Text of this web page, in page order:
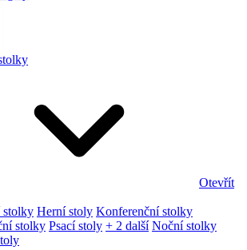
Otevřít
stolky Herní stoly Konferenční stolky
stolky Psací stoly + 2 další Noční stolky